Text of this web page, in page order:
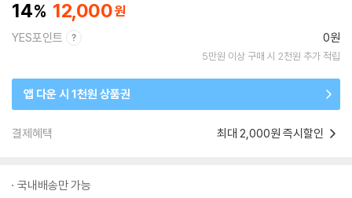
14 12,000
YES포인트 0원
5만원 이상 구매 시 2천원 추가 적립
앱 다운 시 1천원 상품권
결제혜택 최대 2,000원 즉시할인
국내배송만 가능